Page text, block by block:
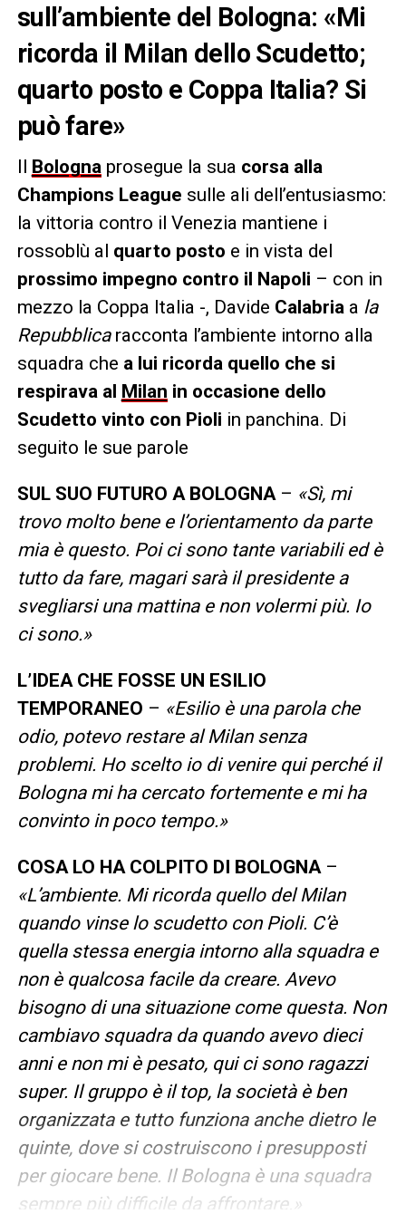
sull’ambiente del Bologna: «Mi
ricorda il Milan dello Scudetto;
quarto posto e Coppa Italia? Si
può fare»
Il Bologna prosegue la sua corsa alla
Champions League sulle ali dell’entusiasmo:
la vittoria contro il Venezia mantiene i
rossoblù al quarto posto e in vista del
prossimo impegno contro il Napoli – con in
mezzo la Coppa Italia -, Davide Calabria a la
Repubblicaracconta l’ambiente intorno alla
squadra che a lui ricorda quello che si
respirava al Milan in occasione dello
Scudetto vinto con Pioli in panchina. Di
seguito le sue parole
SUL SUO FUTURO A BOLOGNA– «Sì, mi
trovo molto bene e l’orientamento da parte
mia è questo. Poi ci sono tante variabili ed è
tutto da fare, magari sarà il presidente a
svegliarsi una mattina e non volermi più. Io
ci sono.»
L’IDEA CHE FOSSE UN ESILIO
TEMPORANEO – «Esilio è una parola che
odio, potevo restare al Milan senza
problemi. Ho scelto io di venire qui perché il
Bologna mi ha cercato fortemente e mi ha
convinto in poco tempo.»
COSA LO HA COLPITO DI BOLOGNA–
«L’ambiente. Mi ricorda quello del Milan
quando vinse lo scudetto con Pioli. C’è
quella stessa energia intorno alla squadra e
non è qualcosa facile da creare. Avevo
bisogno di una situazione come questa. Non
cambiavo squadra da quando avevo dieci
anni e non mi è pesato, qui ci sono ragazzi
super. Il gruppo è il top, la società è ben
organizzata e tutto funziona anche dietro le
quinte, dove si costruiscono i presupposti
per giocare bene. Il Bologna è una squadra
sempre più difficile da affrontare.»